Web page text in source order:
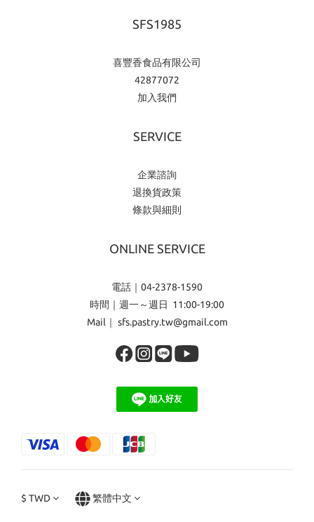
SFS1985
喜豐香食品有限公司
42877072
加入我們
SERVICE
企業諮詢
退換貨政策
條款與細則
ONLINE SERVICE
電話｜04-2378-1590
時間｜週一～週日 11:00-19:00
Mail｜ sfs.pastry.tw@gmail.com
$ TWD 繁體中文